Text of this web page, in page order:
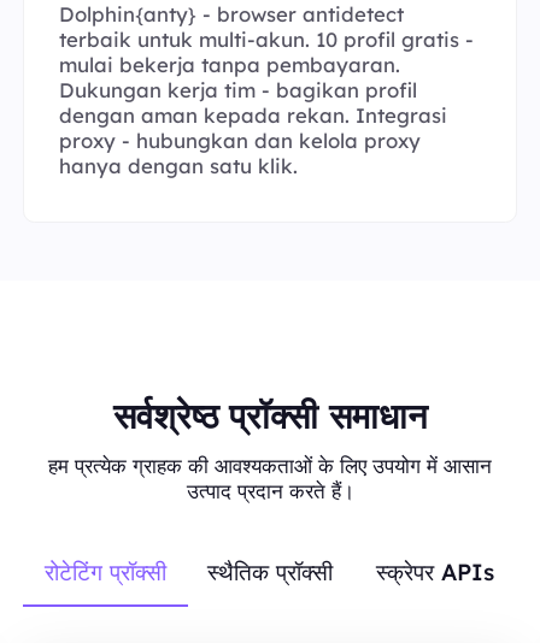
Dolphin{anty} - browser antidetect
terbaik untuk multi-akun. 10 profil gratis -
mulai bekerja tanpa pembayaran.
Dukungan kerja tim - bagikan profil
dengan aman kepada rekan. Integrasi
proxy - hubungkan dan kelola proxy
hanya dengan satu klik.
सर्वश्रेष्ठ प्रॉक्सी समाधान
हम प्रत्येक ग्राहक की आवश्यकताओं के लिए उपयोग में आसान
उत्पाद प्रदान करते हैं।
रोटेटिंग प्रॉक्सी स्थैतिक प्रॉक्सी स्क्रेपर APIs